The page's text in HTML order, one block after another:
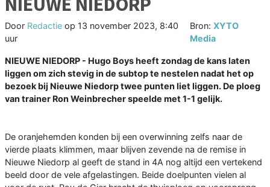
Door Redactie op 13 november 2023, 8:40
uur
Bron:XYTO
Media
NIEUWE NIEDORP - Hugo Boys heeft zondag de kans laten
liggen om zich stevig in de subtop te nestelen nadat het op
bezoek bij Nieuwe Niedorp twee punten liet liggen. De ploeg
van trainer Ron Weinbrecher speelde met 1-1 gelijk.
De oranjehemden konden bij een overwinning zelfs naar de
vierde plaats klimmen, maar blijven zevende na de remise in
Nieuwe Niedorp al geeft de stand in 4A nog altijd een vertekend
beeld door de vele afgelastingen. Beide doelpunten vielen al